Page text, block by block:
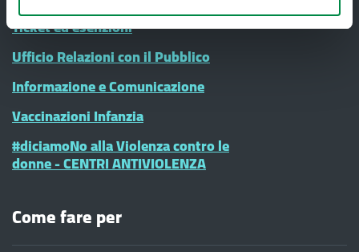
Ticket ed esenzioni
Ufficio Relazioni con il Pubblico
Informazione e Comunicazione
Vaccinazioni Infanzia
#diciamoNo alla Violenza contro le
donne - CENTRI ANTIVIOLENZA
Come fare per